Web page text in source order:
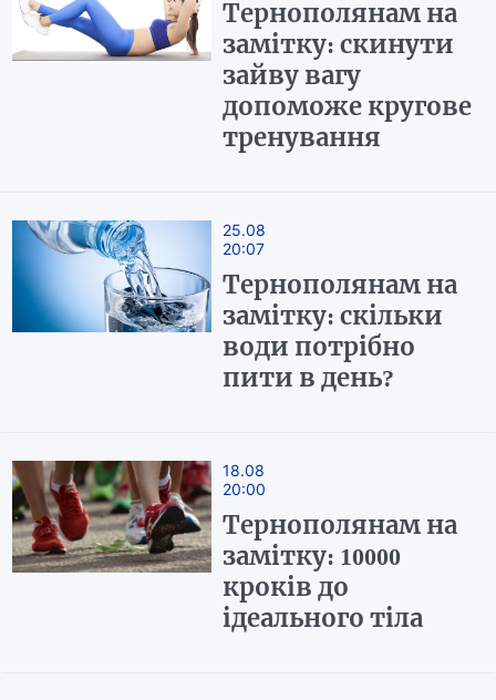
Тернополянам на
замітку: скинути
зайву вагу
допоможе кругове
тренування
25.08
20:07
Тернополянам на
замітку: скільки
води потрібно
пити в день?
18.08
20:00
Тернополянам на
замітку: 10000
кроків до
ідеального тіла